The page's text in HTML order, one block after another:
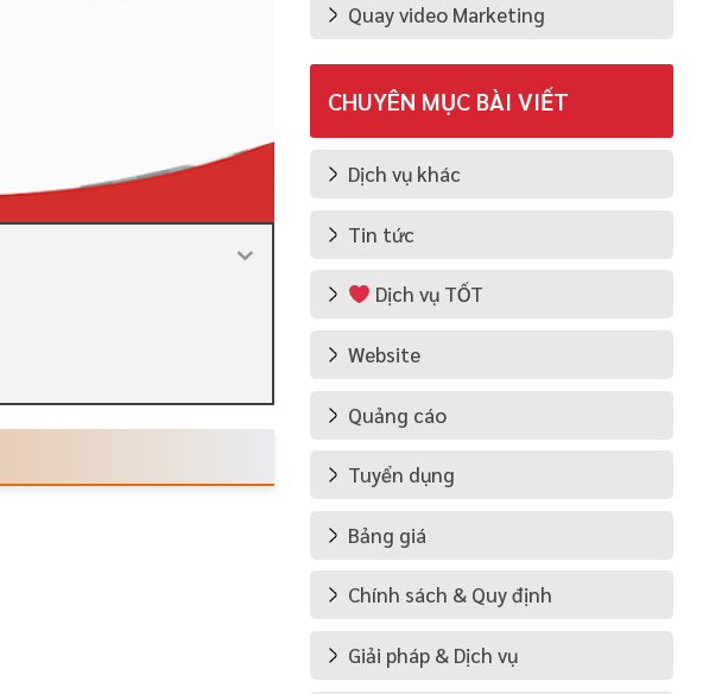
Quay video Marketing
CHUYÊN MỤC BÀI VIẾT
Dịch vụ khác
Tin tức
Dịch vụ TỐT
Website
Quảng cáo
Tuyển dụng
Bảng giá
Chính sách & Quy định
Giải pháp & Dịch vụ